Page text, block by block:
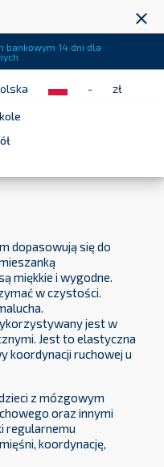
close
bankowym 14 dni dla
-
zł
dopasowują się do
miękkie i wygodne.
w czystości.
jest w
Jest to elastyczna
koordynacji ruchowej u
z mózgowym
oraz innymi
regularnemu
koordynację,